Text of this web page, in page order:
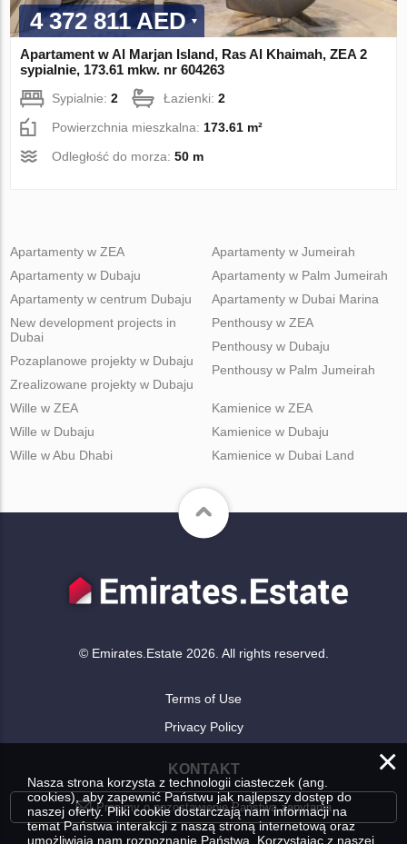
4 372 811 AED
Apartament w Al Marjan Island, Ras Al Khaimah, ZEA 2
sypialnie, 173.61 mkw. nr 604263
Sypialnie:2 Łazienki:2
Powierzchnia mieszkalna: 173.61 m²
Odległość do morza:50 m
Apartamenty w ZEA
Apartamenty w Dubaju
Apartamenty w centrum Dubaju
Apartamenty w Jumeirah
Apartamenty w Palm Jumeirah
Apartamenty w Dubai Marina
New development projects in
Dubai
Pozaplanowe projekty w Dubaju
Zrealizowane projekty w Dubaju
Penthousy w ZEA
Penthousy w Dubaju
Penthousy w Palm Jumeirah
Wille w ZEA
Wille w Dubaju
Wille w Abu Dhabi
Kamienice w ZEA
Kamienice w Dubaju
Kamienice w Dubai Land
© Emirates.Estate 2026. All rights reserved.
Terms of Use
Privacy Policy
KONTAKT
Prosimy o pozostawienie Państwa zapytania
×
Nasza strona korzysta z technologii ciasteczek (ang.
cookies), aby zapewnić Państwu jak najlepszy dostęp do
naszej oferty. Pliki cookie dostarczają nam informacji na
temat Państwa interakcji z naszą stroną internetową oraz
umożliwiają nam rozpoznanie Państwa. Korzystając z naszej